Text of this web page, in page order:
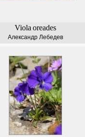
Viola oreades
Александр Лебедев